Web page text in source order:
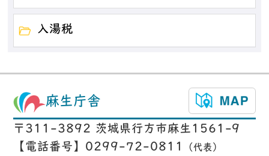
入湯税
麻生庁舎
〒311-3892 茨城県行方市麻生1561-9
【電話番号】0299-72-0811
（代表）